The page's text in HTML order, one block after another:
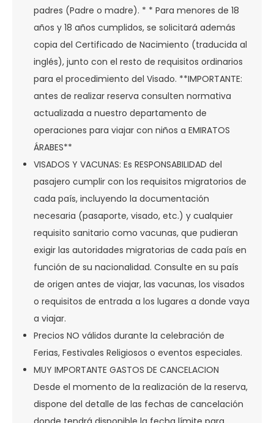
padres (Padre o madre). * * Para menores de 18
años y 18 años cumplidos, se solicitará además
copia del Certificado de Nacimiento (traducida al
inglés), junto con el resto de requisitos ordinarios
para el procedimiento del Visado. **IMPORTANTE:
antes de realizar reserva consulten normativa
actualizada a nuestro departamento de
operaciones para viajar con niños a EMIRATOS
ÁRABES**
VISADOS Y VACUNAS: Es RESPONSABILIDAD del
pasajero cumplir con los requisitos migratorios de
cada país, incluyendo la documentación
necesaria (pasaporte, visado, etc.) y cualquier
requisito sanitario como vacunas, que pudieran
exigir las autoridades migratorias de cada país en
función de su nacionalidad. Consulte en su país
de origen antes de viajar, las vacunas, los visados
o requisitos de entrada a los lugares a donde vaya
a viajar.
Precios NO válidos durante la celebración de
Ferias, Festivales Religiosos o eventos especiales.
MUY IMPORTANTE GASTOS DE CANCELACION
Desde el momento de la realización de la reserva,
dispone del detalle de las fechas de cancelación